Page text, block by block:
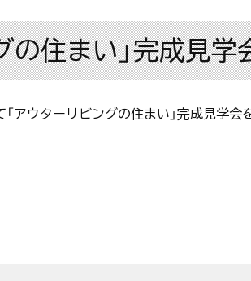
の住まい」完成見
「アウターリビングの住まい」完成見学会